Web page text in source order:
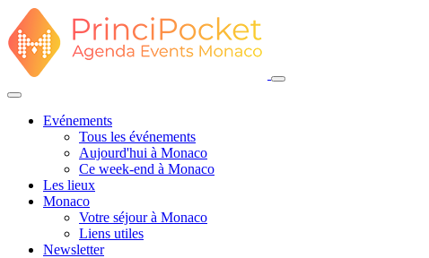
Evénements
Tous les événements
Aujourd'hui à Monaco
Ce week-end à Monaco
Les lieux
Monaco
Votre séjour à Monaco
Liens utiles
Newsletter